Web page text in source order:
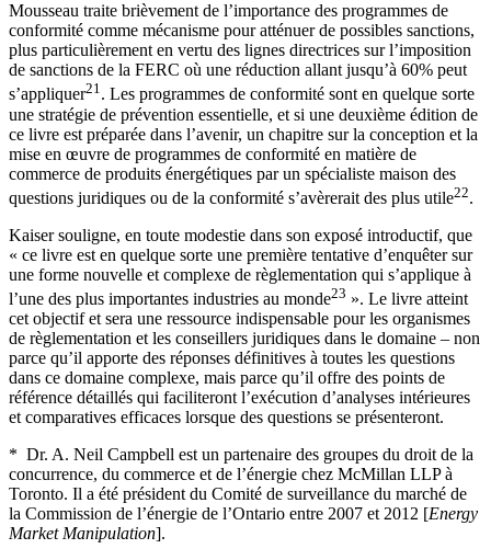
Mousseau traite brièvement de l’importance des programmes de
conformité comme mécanisme pour atténuer de possibles sanctions,
plus particulièrement en vertu des lignes directrices sur l’imposition
de sanctions de la FERC où une réduction allant jusqu’à 60% peut
s’appliquer21. Les programmes de conformité sont en quelque sorte
une stratégie de prévention essentielle, et si une deuxième édition de
ce livre est préparée dans l’avenir, un chapitre sur la conception et la
mise en œuvre de programmes de conformité en matière de
commerce de produits énergétiques par un spécialiste maison des
questions juridiques ou de la conformité s’avèrerait des plus utile22.
Kaiser souligne, en toute modestie dans son exposé introductif, que
« ce livre est en quelque sorte une première tentative d’enquêter sur
une forme nouvelle et complexe de règlementation qui s’applique à
l’une des plus importantes industries au monde23 ». Le livre atteint
cet objectif et sera une ressource indispensable pour les organismes
de règlementation et les conseillers juridiques dans le domaine – non
parce qu’il apporte des réponses définitives à toutes les questions
dans ce domaine complexe, mais parce qu’il offre des points de
référence détaillés qui faciliteront l’exécution d’analyses intérieures
et comparatives efficaces lorsque des questions se présenteront.
* Dr. A. Neil Campbell est un partenaire des groupes du droit de la
concurrence, du commerce et de l’énergie chez McMillan LLP à
Toronto. Il a été président du Comité de surveillance du marché de
la Commission de l’énergie de l’Ontario entre 2007 et 2012 [Energy
Market Manipulation].